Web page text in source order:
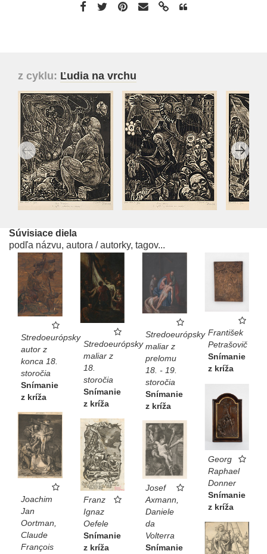
z cyklu: Ľudia na vrchu
Súvisiace diela
podľa názvu, autora / autorky, tagov...
Stredoeurópsky
autor z
konca 18.
storočia
Snímanie
z kríža
Stredoeurópsky
maliar z
18.
storočia
Snímanie
z kríža
Stredoeurópsky
maliar z
prelomu
18. - 19.
storočia
Snímanie
z kríža
František
Petrašovič
Snímanie
z kríža
Georg
Raphael
Donner
Snímanie
z kríža
Joachim
Jan
Oortman,
Claude
François
Franz
Ignaz
Oefele
Snímanie
z kríža
Josef
Axmann,
Daniele
da
Volterra
Snímanie